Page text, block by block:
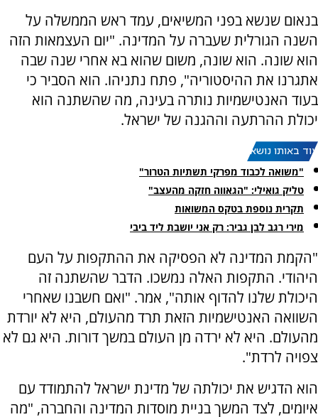
בנאום שנשא בפני המשיאים, עמד ראש הממשלה על
השנה הגורלית שעברה על המדינה. "יום העצמאות הזה
הוא שונה. הוא שונה, משום שהוא בא אחרי שנה שבה
אתגרנו את ההיסטוריה", פתח נתניהו. הוא הסביר כי
בעוד האנטישמיות נותרה בעינה, מה שהשתנה הוא
יכולת ההרתעה וההגנה של ישראל.
עוד באותו נושא:
"משואה לכבוד מפרקי תשתיות הטרור"
טליק גואילי: "הגאווה חזקה מהעצב"
תקרית נוספת בטקס המשואות
מירי רגב לבן גביר: רק אני יושבת ליד ביבי
"הקמת המדינה לא הפסיקה את ההתקפות על העם
היהודי. התקפות האלה נמשכו. הדבר שהשתנה זה
היכולת שלנו להדוף אותה", אמר. "ואם חשבנו שאחרי
השוואה האנטישמיות הזאת תרד מהעולם, היא לא יורדת
מהעולם. היא לא ירדה מן העולם במשך דורות. היא גם לא
צפויה לרדת".
הוא הדגיש את יכולתה של מדינת ישראל להתמודד עם
איומים, לצד המשך בניית מוסדות המדינה והחברה, "מה